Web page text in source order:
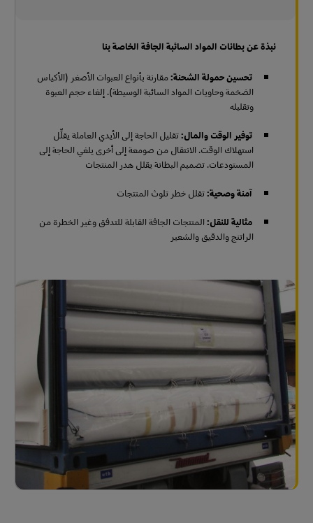
نبذة عن بطانات المواد السائبة الجافة الخاصة بنا
تحسين حمولة الشحنة:مقارنة بأنواع العبوات الأصغر (الأكياس
الضخمة وحاويات المواد السائبة الوسيطة). إلغاء حجم العبوة
وتقليله
توفير الوقت والمال:تقليل الحاجة إلى الأيدي العاملة يقلِّل
استهلاك الوقت. الانتقال من صومعة إلى أخرى يلغي الحاجة إلى
المستودعات. تصميم البطانة يقلل هدر المنتجات
آمنة وصحية:تقلل خطر تلوث المنتجات
مثالية للنقل: المنتجات الجافة القابلة للتدفق وغير الخطرة من
الراتنج والدقيق والشعير